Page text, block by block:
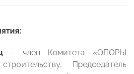
–
член Комитета «ОПОРЫ
Председатель